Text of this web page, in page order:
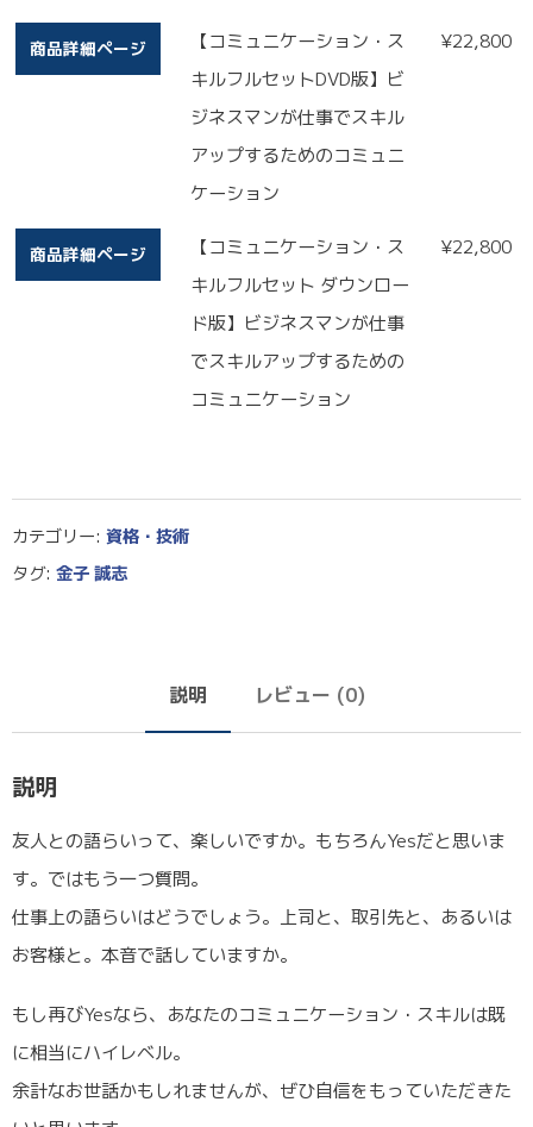
商品詳細ページ
【コミュニケーション・ス
キルフルセットDVD版】ビ
ジネスマンが仕事でスキル
アップするためのコミュニ
ケーション
¥22,800
商品詳細ページ
【コミュニケーション・ス
キルフルセット ダウンロー
ド版】ビジネスマンが仕事
でスキルアップするための
コミュニケーション
¥22,800
カテゴリー: 資格・技術
タグ: 金子 誠志
説明 レビュー (0)
説明
友人との語らいって、楽しいですか。もちろんYesだと思いま
す。ではもう一つ質問。
仕事上の語らいはどうでしょう。上司と、取引先と、あるいは
お客様と。本音で話していますか。
もし再びYesなら、あなたのコミュニケーション・スキルは既
に相当にハイレベル。
余計なお世話かもしれませんが、ぜひ自信をもっていただきた